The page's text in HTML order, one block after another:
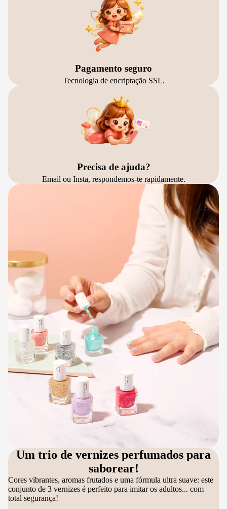
Pagamento seguro
Tecnologia de encriptação SSL.
Precisa de ajuda?
Email ou Insta, respondemos-te rapidamente.
Um trio de vernizes perfumados para
saborear!
Cores vibrantes, aromas frutados e uma fórmula ultra suave: este
conjunto de 3 vernizes é perfeito para imitar os adultos... com
total segurança!